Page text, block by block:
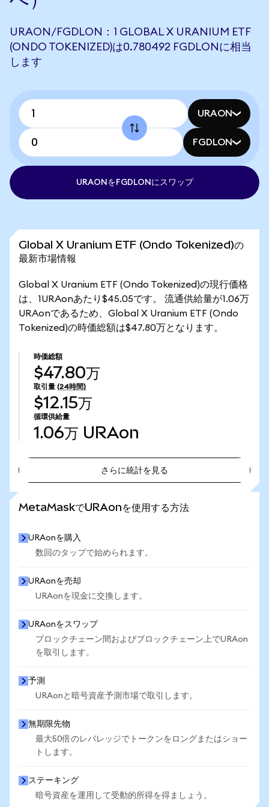
URAON/FGDLON：1 GLOBAL X URANIUM ETF
(ONDO TOKENIZED)は0.780492 FGDLONに相当
します
URAON
FGDLON
URAONをFGDLONにスワップ
Global X Uranium ETF (Ondo Tokenized)の
最新市場情報
Global X Uranium ETF (Ondo Tokenized)の現行価格
は、1URAonあたり$45.05です。 流通供給量が1.06万
URAonであるため、Global X Uranium ETF (Ondo
Tokenized)の時価総額は$47.80万となります。
時価総額
$47.80万
取引量 (24時間)
$12.15万
循環供給量
1.06万 URAon
さらに統計を見る
MetaMaskでURAonを使用する方法
URAonを購入
数回のタップで始められます。
URAonを売却
URAonを現金に交換します。
URAonをスワップ
ブロックチェーン間およびブロックチェーン上でURAon
を取引します。
予測
URAonと暗号資産予測市場で取引します。
無期限先物
最大50倍のレバレッジでトークンをロングまたはショー
トします。
ステーキング
暗号資産を運用して受動的所得を得ましょう。